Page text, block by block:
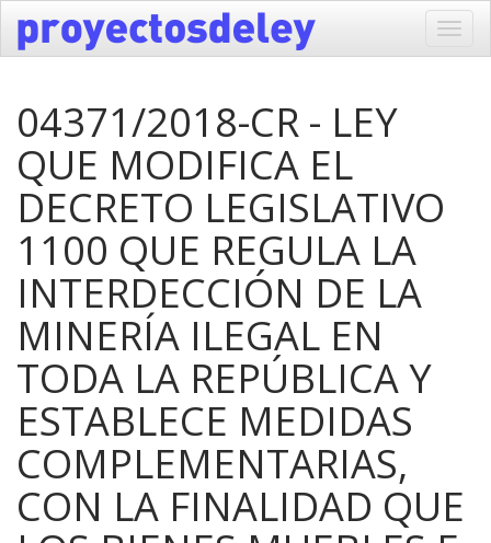
04371/2018-CR - LEY
QUE MODIFICA EL
DECRETO LEGISLATIVO
1100 QUE REGULA LA
INTERDECCIÓN DE LA
MINERÍA ILEGAL EN
TODA LA REPÚBLICA Y
ESTABLECE MEDIDAS
COMPLEMENTARIAS,
CON LA FINALIDAD QUE